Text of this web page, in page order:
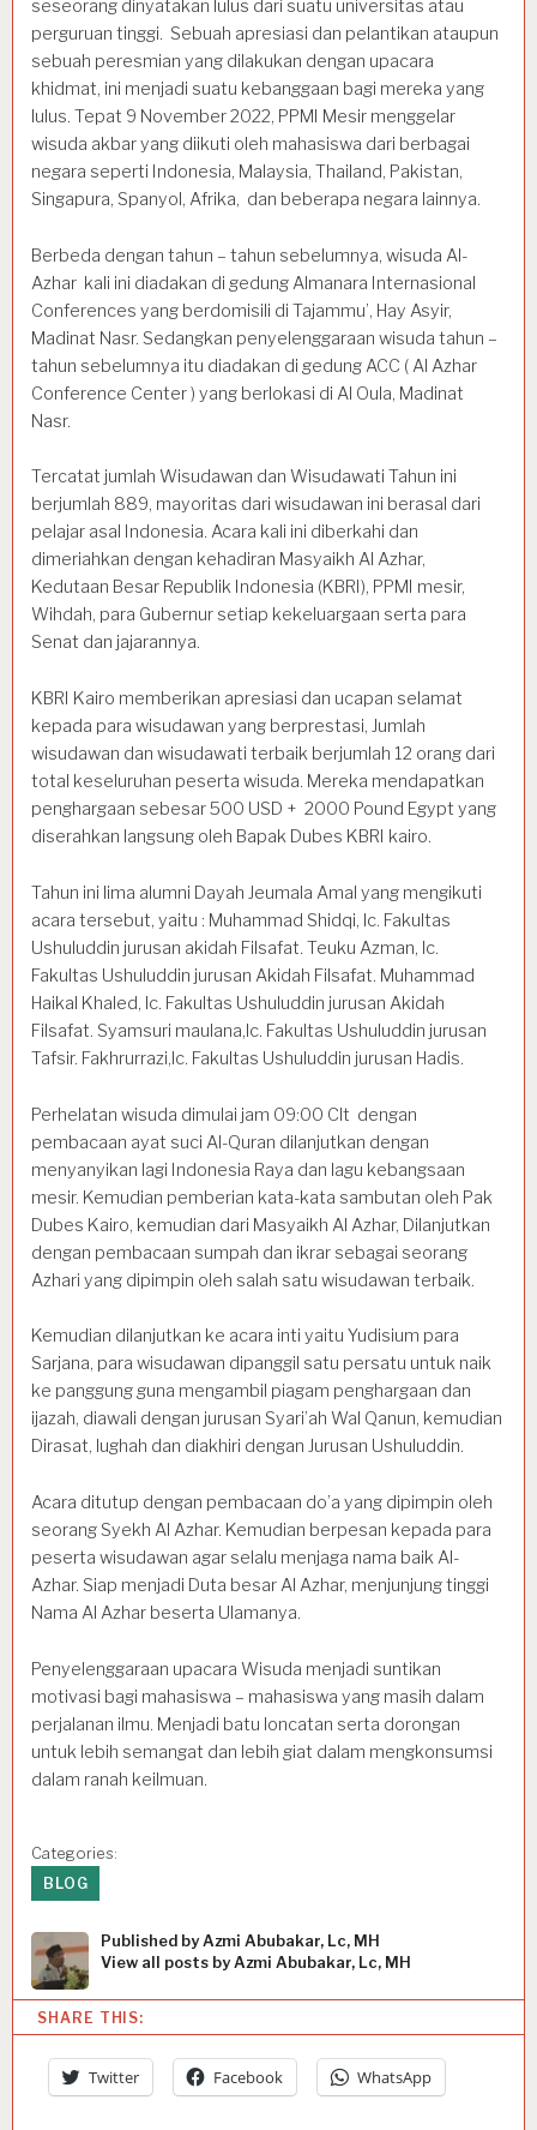
seseorang dinyatakan lulus dari suatu universitas atau
perguruan tinggi. Sebuah apresiasi dan pelantikan ataupun
sebuah peresmian yang dilakukan dengan upacara
khidmat, ini menjadi suatu kebanggaan bagi mereka yang
lulus. Tepat 9 November 2022, PPMI Mesir menggelar
wisuda akbar yang diikuti oleh mahasiswa dari berbagai
negara seperti Indonesia, Malaysia, Thailand, Pakistan,
Singapura, Spanyol, Afrika, dan beberapa negara lainnya.
Berbeda dengan tahun – tahun sebelumnya, wisuda Al-
Azhar kali ini diadakan di gedung Almanara Internasional
Conferences yang berdomisili di Tajammu’, Hay Asyir,
Madinat Nasr. Sedangkan penyelenggaraan wisuda tahun –
tahun sebelumnya itu diadakan di gedung ACC ( Al Azhar
Conference Center ) yang berlokasi di Al Oula, Madinat
Nasr.
Tercatat jumlah Wisudawan dan Wisudawati Tahun ini
berjumlah 889, mayoritas dari wisudawan ini berasal dari
pelajar asal Indonesia. Acara kali ini diberkahi dan
dimeriahkan dengan kehadiran Masyaikh Al Azhar,
Kedutaan Besar Republik Indonesia (KBRI), PPMI mesir,
Wihdah, para Gubernur setiap kekeluargaan serta para
Senat dan jajarannya.
KBRI Kairo memberikan apresiasi dan ucapan selamat
kepada para wisudawan yang berprestasi, Jumlah
wisudawan dan wisudawati terbaik berjumlah 12 orang dari
total keseluruhan peserta wisuda. Mereka mendapatkan
penghargaan sebesar 500 USD + 2000 Pound Egypt yang
diserahkan langsung oleh Bapak Dubes KBRI kairo.
Tahun ini lima alumni Dayah Jeumala Amal yang mengikuti
acara tersebut, yaitu : Muhammad Shidqi, lc. Fakultas
Ushuluddin jurusan akidah Filsafat. Teuku Azman, lc.
Fakultas Ushuluddin jurusan Akidah Filsafat. Muhammad
Haikal Khaled, lc. Fakultas Ushuluddin jurusan Akidah
Filsafat. Syamsuri maulana,lc. Fakultas Ushuluddin jurusan
Tafsir. Fakhrurrazi,lc. Fakultas Ushuluddin jurusan Hadis.
Perhelatan wisuda dimulai jam 09:00 Clt dengan
pembacaan ayat suci Al-Quran dilanjutkan dengan
menyanyikan lagi Indonesia Raya dan lagu kebangsaan
mesir. Kemudian pemberian kata-kata sambutan oleh Pak
Dubes Kairo, kemudian dari Masyaikh Al Azhar, Dilanjutkan
dengan pembacaan sumpah dan ikrar sebagai seorang
Azhari yang dipimpin oleh salah satu wisudawan terbaik.
Kemudian dilanjutkan ke acara inti yaitu Yudisium para
Sarjana, para wisudawan dipanggil satu persatu untuk naik
ke panggung guna mengambil piagam penghargaan dan
ijazah, diawali dengan jurusan Syari’ah Wal Qanun, kemudian
Dirasat, lughah dan diakhiri dengan Jurusan Ushuluddin.
Acara ditutup dengan pembacaan do’a yang dipimpin oleh
seorang Syekh Al Azhar. Kemudian berpesan kepada para
peserta wisudawan agar selalu menjaga nama baik Al-
Azhar. Siap menjadi Duta besar Al Azhar, menjunjung tinggi
Nama Al Azhar beserta Ulamanya.
Penyelenggaraan upacara Wisuda menjadi suntikan
motivasi bagi mahasiswa – mahasiswa yang masih dalam
perjalanan ilmu. Menjadi batu loncatan serta dorongan
untuk lebih semangat dan lebih giat dalam mengkonsumsi
dalam ranah keilmuan.
Categories:
BLOG
Published by Azmi Abubakar, Lc, MH
View all posts by Azmi Abubakar, Lc, MH
SHARE THIS:
Twitter Facebook WhatsApp